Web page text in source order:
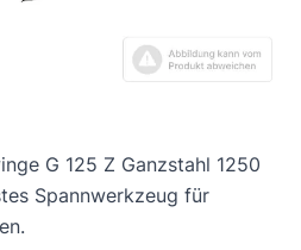
G 125 Z Ganzstahl 1250
Spannwerkzeug für